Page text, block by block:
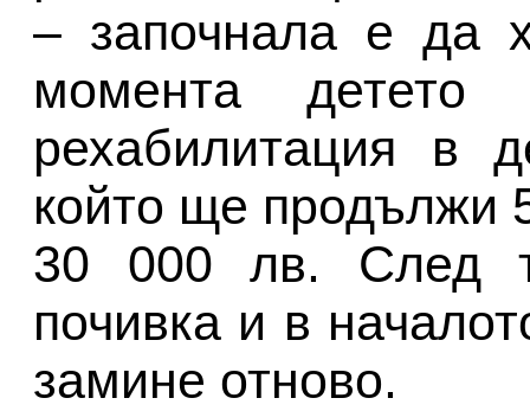
– започнала е да
момента
рехабилитация в
който ще продължи
30 000 лв. След
почивка и в
замине отново.